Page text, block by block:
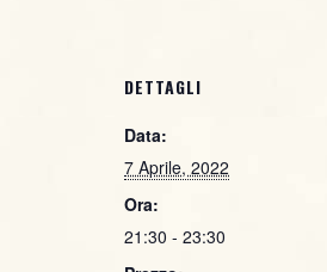
DETTAGLI
Data:
7 Aprile, 2022
Ora:
21:30 - 23:30